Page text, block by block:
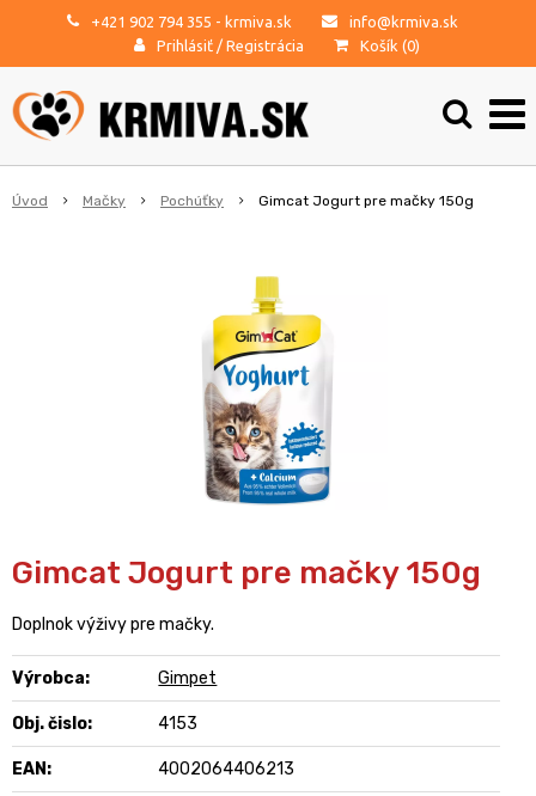
+421 902 794 355 - krmiva.sk
info@krmiva.sk
Prihlásiť / Registrácia Košík (0)
Úvod Mačky Pochúťky Gimcat Jogurt pre mačky 150g
Gimcat Jogurt pre mačky 150g
Doplnok výživy pre mačky.
Výrobca: Gimpet
Obj. čislo: 4153
EAN: 4002064406213